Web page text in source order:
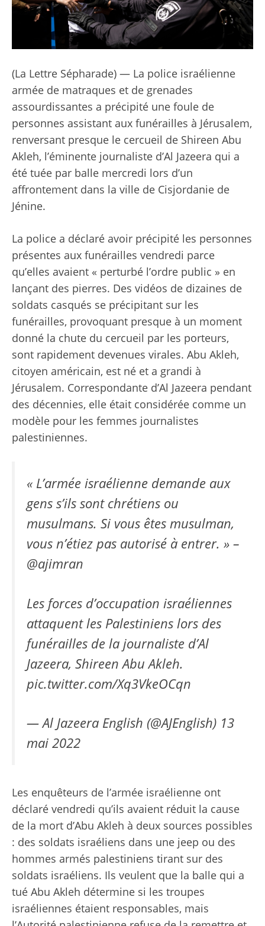
(La Lettre Sépharade) — La police israélienne
armée de matraques et de grenades
assourdissantes a précipité une foule de
personnes assistant aux funérailles à Jérusalem,
renversant presque le cercueil de Shireen Abu
Akleh, l’éminente journaliste d’Al Jazeera qui a
été tuée par balle mercredi lors d’un
affrontement dans la ville de Cisjordanie de
Jénine.
La police a déclaré avoir précipité les personnes
présentes aux funérailles vendredi parce
qu’elles avaient « perturbé l’ordre public » en
lançant des pierres. Des vidéos de dizaines de
soldats casqués se précipitant sur les
funérailles, provoquant presque à un moment
donné la chute du cercueil par les porteurs,
sont rapidement devenues virales. Abu Akleh,
citoyen américain, est né et a grandi à
Jérusalem. Correspondante d’Al Jazeera pendant
des décennies, elle était considérée comme un
modèle pour les femmes journalistes
palestiniennes.
« L’armée israélienne demande aux
gens s’ils sont chrétiens ou
musulmans. Si vous êtes musulman,
vous n’étiez pas autorisé à entrer. » –
@ajimran
Les forces d’occupation israéliennes
attaquent les Palestiniens lors des
funérailles de la journaliste d’Al
Jazeera, Shireen Abu Akleh.
pic.twitter.com/Xq3VkeOCqn
— Al Jazeera English (@AJEnglish) 13
mai 2022
Les enquêteurs de l’armée israélienne ont
déclaré vendredi qu’ils avaient réduit la cause
de la mort d’Abu Akleh à deux sources possibles
: des soldats israéliens dans une jeep ou des
hommes armés palestiniens tirant sur des
soldats israéliens. Ils veulent que la balle qui a
tué Abu Akleh détermine si les troupes
israéliennes étaient responsables, mais